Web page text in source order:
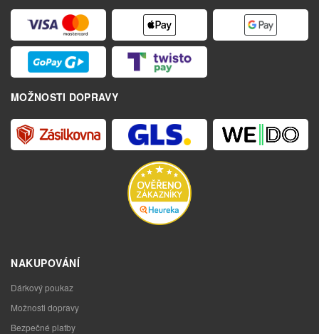
MOŽNOSTI DOPRAVY
NAKUPOVÁNÍ
Dárkový poukaz
Možnosti dopravy
Bezpečné platby